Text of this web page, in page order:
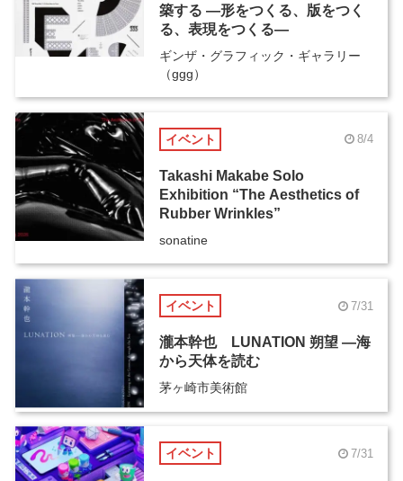
築する ―形をつくる、版をつく
る、表現をつくる―
ギンザ・グラフィック・ギャラリー
（ggg）
イベント 8/4
Takashi Makabe Solo
Exhibition “The Aesthetics of
Rubber Wrinkles”
sonatine
イベント 7/31
瀧本幹也 LUNATION 朔望 ―海
から天体を読む
茅ヶ崎市美術館
イベント 7/31